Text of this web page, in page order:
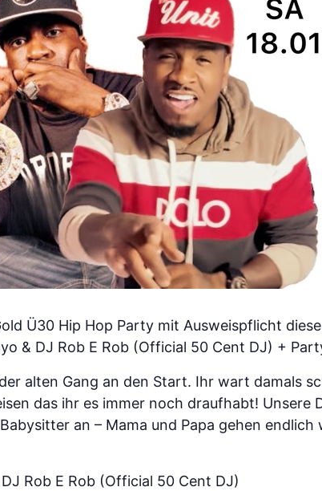
Ü30 Hip Hop Party mit Ausweispflicht
& DJ Rob E Rob (Official 50 Cent DJ) +
alten Gang an den Start. Ihr wart damals
das ihr es immer noch draufhabt! Unsere
an – Mama und Papa gehen
Rob E Rob (Official 50 Cent DJ)